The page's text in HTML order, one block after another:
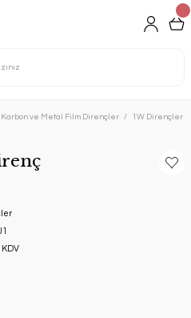
Karbon ve Metal Film Dirençler 1W Dirençler
KDV